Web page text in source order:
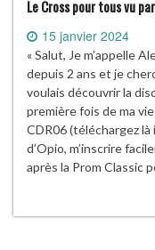
Le Cross pour tous vu
15 janvier 2024
« Salut, Je m’appelle
depuis 2 ans et je
voulais découvrir la
première fois de ma
CDR06 (téléchargez là
d’Opio, m’inscrire
après la Prom Classic